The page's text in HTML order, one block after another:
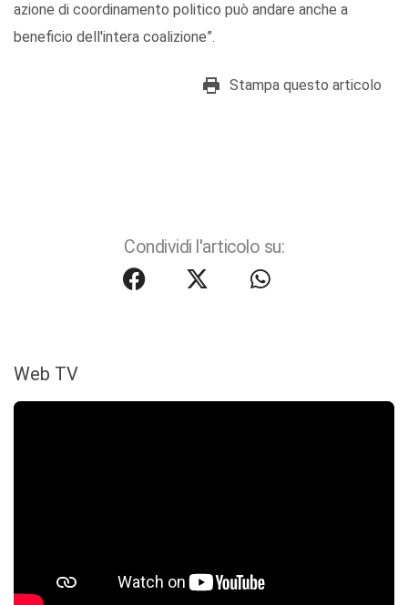
azione di coordinamento politico può andare anche a
beneficio dell'intera coalizione”.
Stampa questo articolo
Condividi l'articolo su:
Web TV